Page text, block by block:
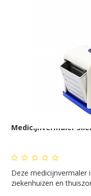
Medicijnvermaler
Deze medicijnvermaler
ziekenhuizen en